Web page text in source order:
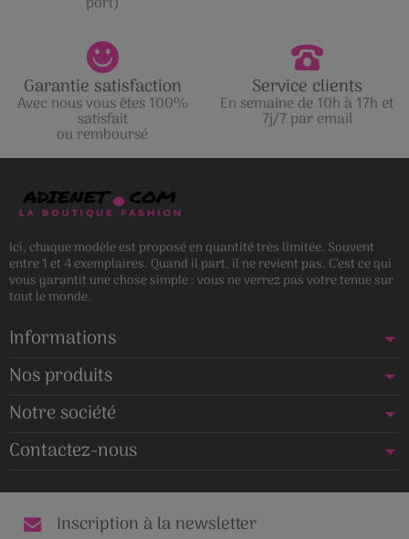
Garantie satisfaction
Avec nous vous êtes 100%
satisfait
ou remboursé
Service clients
En semaine de 10h à 17h et
7j/7 par email
Ici, chaque modèle est proposé en quantité très limitée. Souvent
entre 1 et 4 exemplaires. Quand il part, il ne revient pas. C’est ce qui
vous garantit une chose simple : vous ne verrez pas votre tenue sur
tout le monde.
Informations
Nos produits
Notre société
Contactez-nous
Inscription à la newsletter